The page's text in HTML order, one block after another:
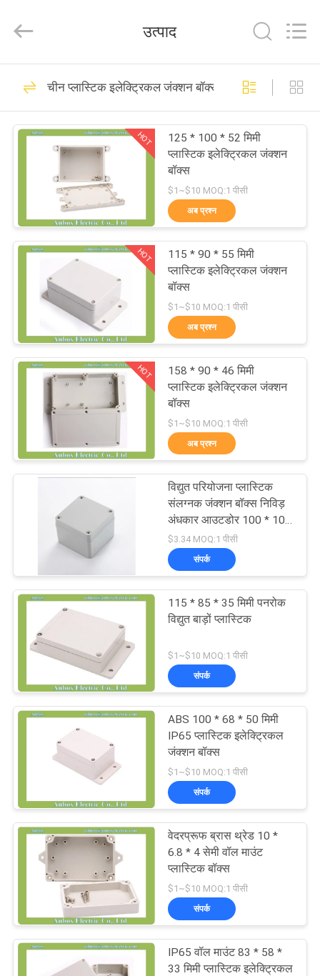
उत्पादों
कारखाना
भ्रमण
गुणवत्ता
नियंत्रण
एक
करे
SHOPPING ONLINE
PRIVACY
POLICY
Reserved.
ABS संलग्नक बॉक्स
34
निविड़ अंधकार प्लास्टिक
संलग्नक बॉक्स
26
प्लास्टिक इलेक्ट्रिकल
जंक्शन बॉक्स
42
स्पष्ट ढक्कन संलग्नक
दीवार माउंट प्लास्टिक
संलग्नक
22
हिंगेड प्लास्टिक एनक्लोजर
उत्पाद
चीन प्लास्टिक इलेक्ट्रिकल जंक्शन बॉक्स
HOT
125 * 100 * 52 मिमी
प्लास्टिक इलेक्ट्रिकल जंक्शन
बॉक्स
$1~$10 MOQ:1 पीसी
अब प्रश्न
HOT
115 * 90 * 55 मिमी
प्लास्टिक इलेक्ट्रिकल जंक्शन
बॉक्स
$1~$10 MOQ:1 पीसी
अब प्रश्न
HOT
158 * 90 * 46 मिमी
प्लास्टिक इलेक्ट्रिकल जंक्शन
बॉक्स
$1~$10 MOQ:1 पीसी
अब प्रश्न
विद्युत परियोजना प्लास्टिक
संलग्नक जंक्शन बॉक्स निविड़
अंधकार आउटडोर 100 * 100
* 75
$3.34 MOQ:1 पीसी
संपर्क
115 * 85 * 35 मिमी पनरोक
विद्युत बाड़ों प्लास्टिक
$1~$10 MOQ:1 पीसी
संपर्क
ABS 100 * 68 * 50 मिमी
IP65 प्लास्टिक इलेक्ट्रिकल
जंक्शन बॉक्स
$1~$10 MOQ:1 पीसी
संपर्क
वेदरप्रूफ ब्रास थ्रेड 10 *
6.8 * 4 सेमी वॉल माउंट
प्लास्टिक बॉक्स
$1~$10 MOQ:1 पीसी
संपर्क
IP65 वॉल माउंट 83 * 58 *
33 मिमी प्लास्टिक इलेक्ट्रिकल